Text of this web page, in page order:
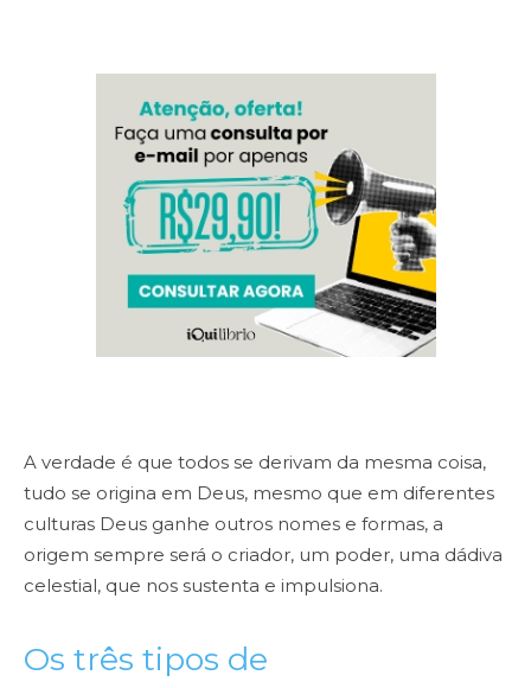
A verdade é que todos se derivam da mesma coisa,
tudo se origina em Deus, mesmo que em diferentes
culturas Deus ganhe outros nomes e formas, a
origem sempre será o criador, um poder, uma dádiva
celestial, que nos sustenta e impulsiona.
Os três tipos de